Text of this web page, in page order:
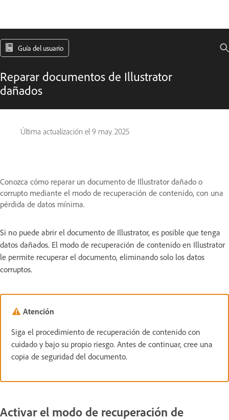
Guía del usuario
Reparar documentos de Illustrator
dañados
Última actualización el 9 may. 2025
Conozca cómo reparar un documento de Illustrator dañado o
corrupto mediante el modo de recuperación de contenido, con una
pérdida de datos mínima.
Si no puede abrir el documento de Illustrator, es posible que tenga
datos dañados. El modo de recuperación de contenido en Illustrator
le permite recuperar el documento, eliminando solo los datos
corruptos.
Atención
Siga el procedimiento de recuperación de contenido con
cuidado y bajo su propio riesgo. Antes de continuar, cree una
copia de seguridad del documento.
Activar el modo de recuperación de